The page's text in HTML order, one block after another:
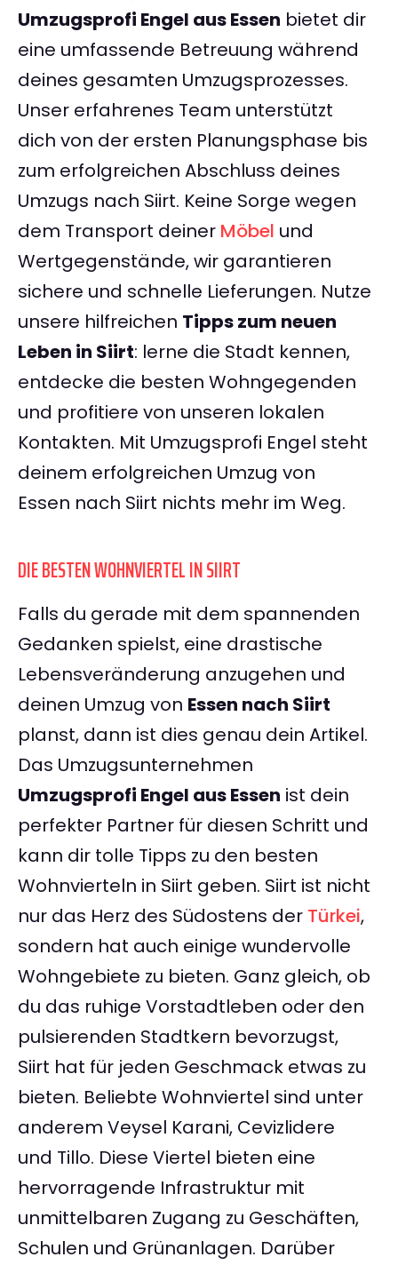
Umzugsprofi Engel aus Essen bietet dir
eine umfassende Betreuung während
deines gesamten Umzugsprozesses.
Unser erfahrenes Team unterstützt
dich von der ersten Planungsphase bis
zum erfolgreichen Abschluss deines
Umzugs nach Siirt. Keine Sorge wegen
dem Transport deiner Möbel und
Wertgegenstände, wir garantieren
sichere und schnelle Lieferungen. Nutze
unsere hilfreichen Tipps zum neuen
Leben in Siirt: lerne die Stadt kennen,
entdecke die besten Wohngegenden
und profitiere von unseren lokalen
Kontakten. Mit Umzugsprofi Engel steht
deinem erfolgreichen Umzug von
Essen nach Siirt nichts mehr im Weg.
DIE BESTEN WOHNVIERTEL IN SIIRT
Falls du gerade mit dem spannenden
Gedanken spielst, eine drastische
Lebensveränderung anzugehen und
deinen Umzug von Essen nach Siirt
planst, dann ist dies genau dein Artikel.
Das Umzugsunternehmen
Umzugsprofi Engel aus Essen ist dein
perfekter Partner für diesen Schritt und
kann dir tolle Tipps zu den besten
Wohnvierteln in Siirt geben. Siirt ist nicht
nur das Herz des Südostens der Türkei,
sondern hat auch einige wundervolle
Wohngebiete zu bieten. Ganz gleich, ob
du das ruhige Vorstadtleben oder den
pulsierenden Stadtkern bevorzugst,
Siirt hat für jeden Geschmack etwas zu
bieten. Beliebte Wohnviertel sind unter
anderem Veysel Karani, Cevizlidere
und Tillo. Diese Viertel bieten eine
hervorragende Infrastruktur mit
unmittelbaren Zugang zu Geschäften,
Schulen und Grünanlagen. Darüber